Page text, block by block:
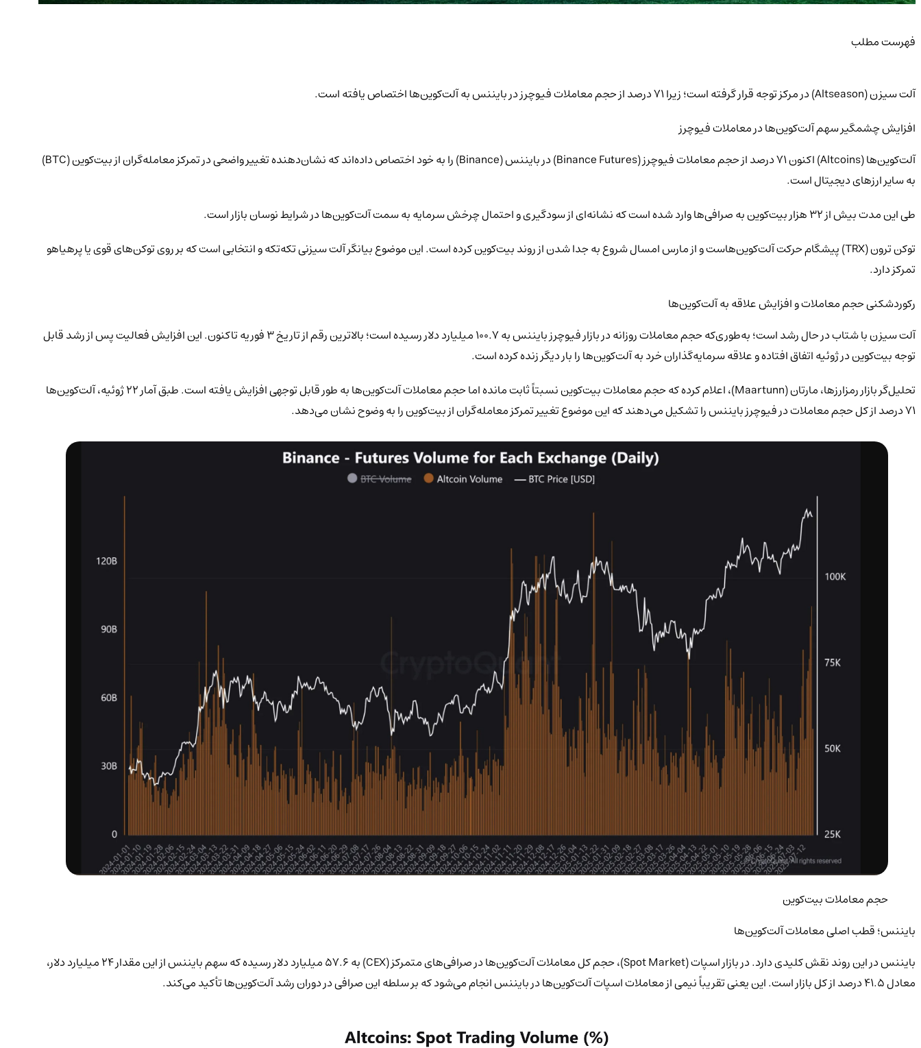
فهرست مطلب
آلت سیزن (Altseason) در مرکز توجه قرار گرفته است؛ زیرا ۷۱ درصد از حجم معاملات فیوچرز در بایننس به آلت‌کوین‌ها اختصاص یافته است.
افزایش چشمگیر سهم آلت‌کوین‌ها در معاملات فیوچرز
آلت‌کوین‌ها (Altcoins) اکنون ۷۱ درصد از حجم معاملات فیوچرز (Binance Futures) در بایننس (Binance) را به خود اختصاص داده‌اند که نشان‌دهنده تغییر واضحی در تمرکز معامله‌گران از بیت‌کوین (BTC)
به سایر ارزهای دیجیتال است.
طی این مدت بیش از ۳۲ هزار بیت‌کوین به صرافی‌ها وارد شده است که نشانه‌ای از سودگیری و احتمال چرخش سرمایه به سمت آلت‌کوین‌ها در شرایط نوسان بازار است.
توکن ترون (TRX) پیشگام حرکت آلت‌کوین‌هاست و از مارس امسال شروع به جدا شدن از روند بیت‌کوین کرده است. این موضوع بیانگر آلت سیزنی تکه‌تکه و انتخابی است که بر روی توکن‌های قوی یا پرهیاهو
تمرکز دارد.
رکوردشکنی حجم معاملات و افزایش علاقه به آلت‌کوین‌ها
آلت سیزن با شتاب در حال رشد است؛ به‌طوری‌که حجم معاملات روزانه در بازار فیوچرز بایننس به ۱۰۰.۷ میلیارد دلار رسیده است؛ بالاترین رقم از تاریخ ۳ فوریه تاکنون. این افزایش فعالیت پس از رشد قابل
توجه بیت‌کوین در ژوئیه اتفاق افتاده و علاقه سرمایه‌گذاران خرد به آلت‌کوین‌ها را بار دیگر زنده کرده است.
تحلیل‌گر بازار رمزارزها، مارتان (Maartunn)، اعلام کرده که حجم معاملات بیت‌کوین نسبتاً ثابت مانده اما حجم معاملات آلت‌کوین‌ها به طور قابل توجهی افزایش یافته است. طبق آمار ۲۲ ژوئیه، آلت‌کوین‌ها
۷۱ درصد از کل حجم معاملات در فیوچرز بایننس را تشکیل می‌دهند که این موضوع تغییر تمرکز معامله‌گران از بیت‌کوین را به وضوح نشان می‌دهد.
حجم معاملات بیت‌کوین
بایننس؛ قطب اصلی معاملات آلت‌کوین‌ها
بایننس در این روند نقش کلیدی دارد. در بازار اسپات (Spot Market)، حجم کل معاملات آلت‌کوین‌ها در صرافی‌های متمرکز (CEX) به ۵۷.۶ میلیارد دلار رسیده که سهم بایننس از این مقدار ۲۴ میلیارد دلار،
معادل ۴۱.۵ درصد از کل بازار است. این یعنی تقریباً نیمی از معاملات اسپات آلت‌کوین‌ها در بایننس انجام می‌شود که بر سلطه این صرافی در دوران رشد آلت‌کوین‌ها تأکید می‌کند.